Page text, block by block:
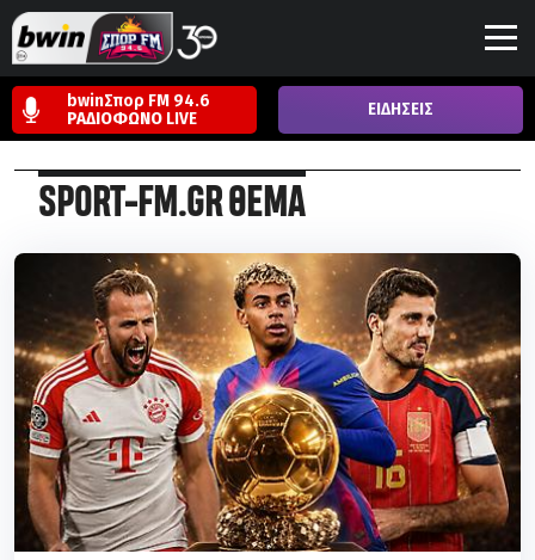
bwinΣπορ FM 94.6
ΡΑΔΙΟΦΩΝΟ LIVE ΕΙΔΗΣΕΙΣ
SPORT-FM.GR ΘΕΜΑ